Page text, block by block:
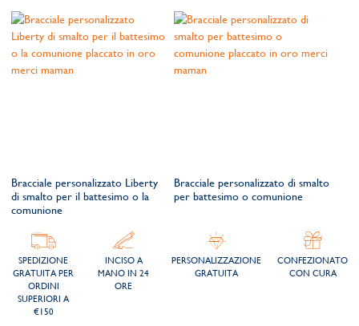
Bracciale personalizzato Liberty
di smalto per il battesimo o la
comunione
Bracciale personalizzato di smalto
per battesimo o comunione
SPEDIZIONE
GRATUITA PER
ORDINI
SUPERIORI A
€150
INCISO A
MANO IN 24
ORE
PERSONALIZZAZIONE
GRATUITA
CONFEZIONATO
CON CURA